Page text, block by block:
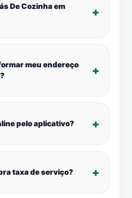
De Cozinha em
meu endereço
pelo aplicativo?
taxa de serviço?